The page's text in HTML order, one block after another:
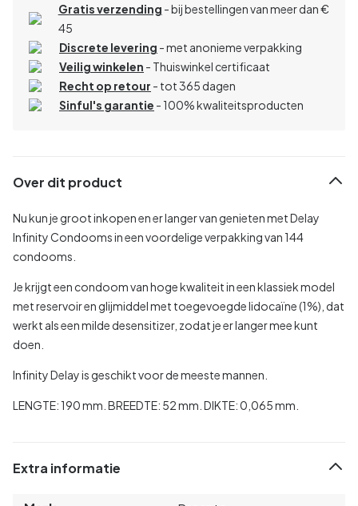
Gratis verzending - bij bestellingen van meer dan €
45
Discrete levering - met anonieme verpakking
Veilig winkelen - Thuiswinkel certificaat
Recht op retour - tot 365 dagen
Sinful's garantie - 100% kwaliteitsproducten
Over dit product
Nu kun je groot inkopen en er langer van genieten met Delay
Infinity Condooms in een voordelige verpakking van 144
condooms.
Je krijgt een condoom van hoge kwaliteit in een klassiek model
met reservoir en glijmiddel met toegevoegde lidocaïne (1%), dat
werkt als een milde desensitizer, zodat je er langer mee kunt
doen.
Infinity Delay is geschikt voor de meeste mannen.
LENGTE: 190 mm. BREEDTE: 52 mm. DIKTE: 0,065 mm.
Extra informatie